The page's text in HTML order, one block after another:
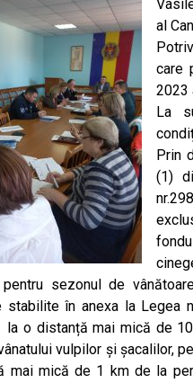
al
care
2023
La
Prin
(1)
pentru sezonul de
stabilite în anexa la Legea
la o distanță mai mică de
vulpilor și șacalilor,
mai mică de 1 km de la